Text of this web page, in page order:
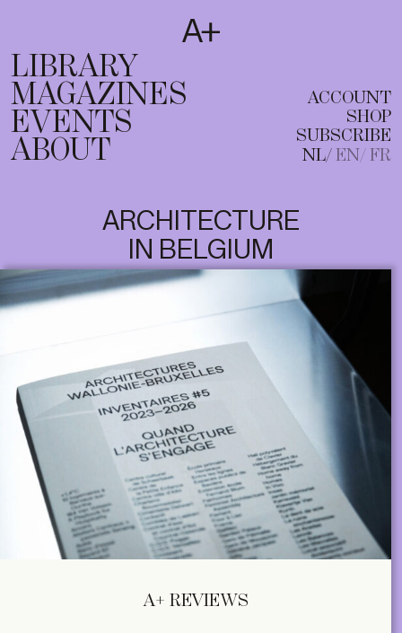
T
EN FR
LIBRARY
MAGAZINES
EVENTS
ABOUT
ACCOUNT
SHOP
SUBSCRIBE
NL EN FR
ARCHITECTURE
IN BELGIUM
A+ REVIEWS